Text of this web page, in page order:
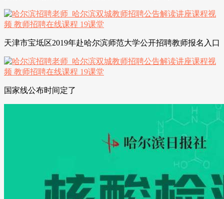
天津市宝坻区2019年赴哈尔滨师范大学公开招聘教师报名入口
国家线公布时间定了